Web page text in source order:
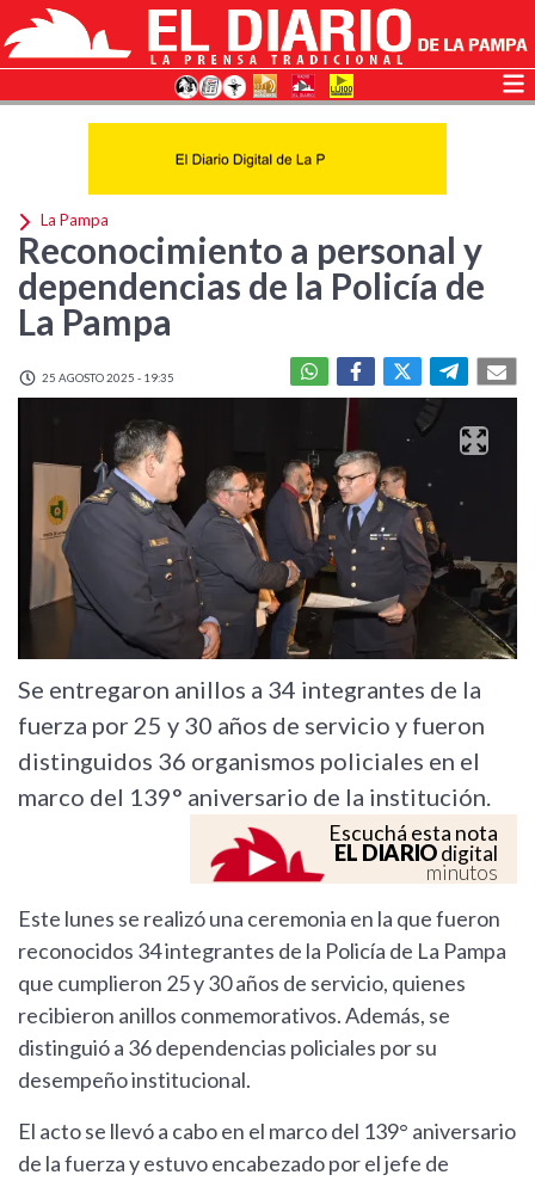
La Pampa
Reconocimiento a personal y
dependencias de la Policía de
La Pampa
25 AGOSTO 2025 - 19:35
Se entregaron anillos a 34 integrantes de la
fuerza por 25 y 30 años de servicio y fueron
distinguidos 36 organismos policiales en el
marco del 139° aniversario de la institución.
Escuchá esta nota
EL DIARIOdigital
minutos
Este lunes se realizó una ceremonia en la que fueron
reconocidos 34 integrantes de la Policía de La Pampa
que cumplieron 25 y 30 años de servicio, quienes
recibieron anillos conmemorativos. Además, se
distinguió a 36 dependencias policiales por su
desempeño institucional.
El acto se llevó a cabo en el marco del 139° aniversario
de la fuerza y estuvo encabezado por el jefe de